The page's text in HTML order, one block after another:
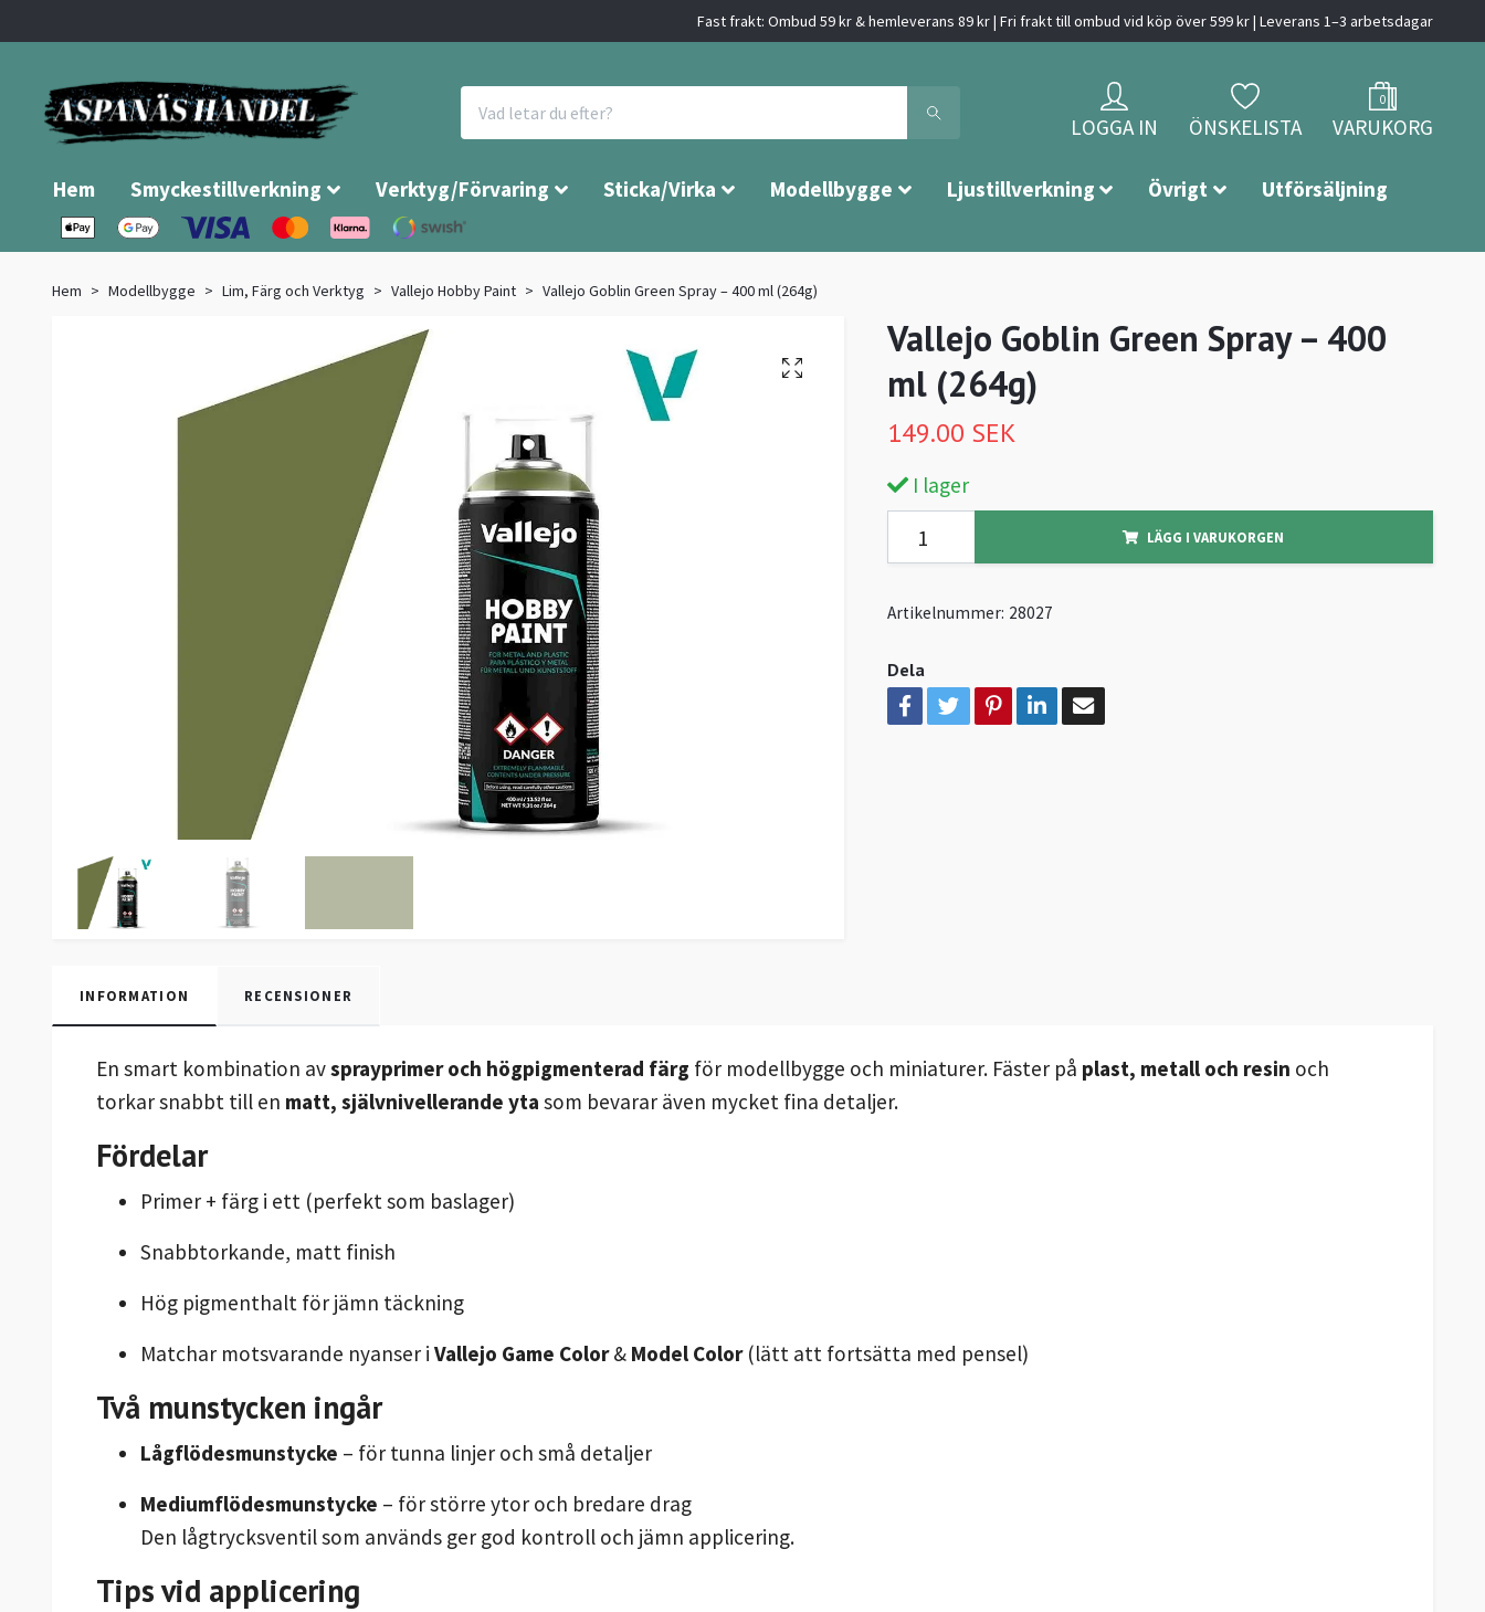
Fast frakt: Ombud 59 kr & hemleverans 89 kr | Fri frakt till ombud vid köp över 599 kr | Leverans 1–3 arbetsdagar
LOGGA IN ÖNSKELISTA
0
VARUKORG
Hem Smyckestillverkning Verktyg/Förvaring Sticka/Virka Modellbygge Ljustillverkning Övrigt Utförsäljning
Hem Modellbygge Lim, Färg och Verktyg Vallejo Hobby Paint Vallejo Goblin Green Spray – 400 ml (264g)
Vallejo Goblin Green Spray – 400
ml (264g)
149.00 SEK
I lager
LÄGG I VARUKORGEN
Artikelnummer: 28027
Dela
INFORMATION RECENSIONER
En smart kombination avsprayprimer och högpigmenterad färg för modellbygge och miniaturer. Fäster på plast, metall och resin och
torkar snabbt till en matt, självnivellerande yta som bevarar även mycket fina detaljer.
Fördelar
Primer + färg i ett (perfekt som baslager)
Snabbtorkande, matt finish
Hög pigmenthalt för jämn täckning
Matchar motsvarande nyanser i Vallejo Game Color& Model Color(lätt att fortsätta med pensel)
Två munstycken ingår
Lågflödesmunstycke – för tunna linjer och små detaljer
Mediumflödesmunstycke – för större ytor och bredare drag
Den lågtrycksventil som används ger god kontroll och jämn applicering.
Tips vid applicering